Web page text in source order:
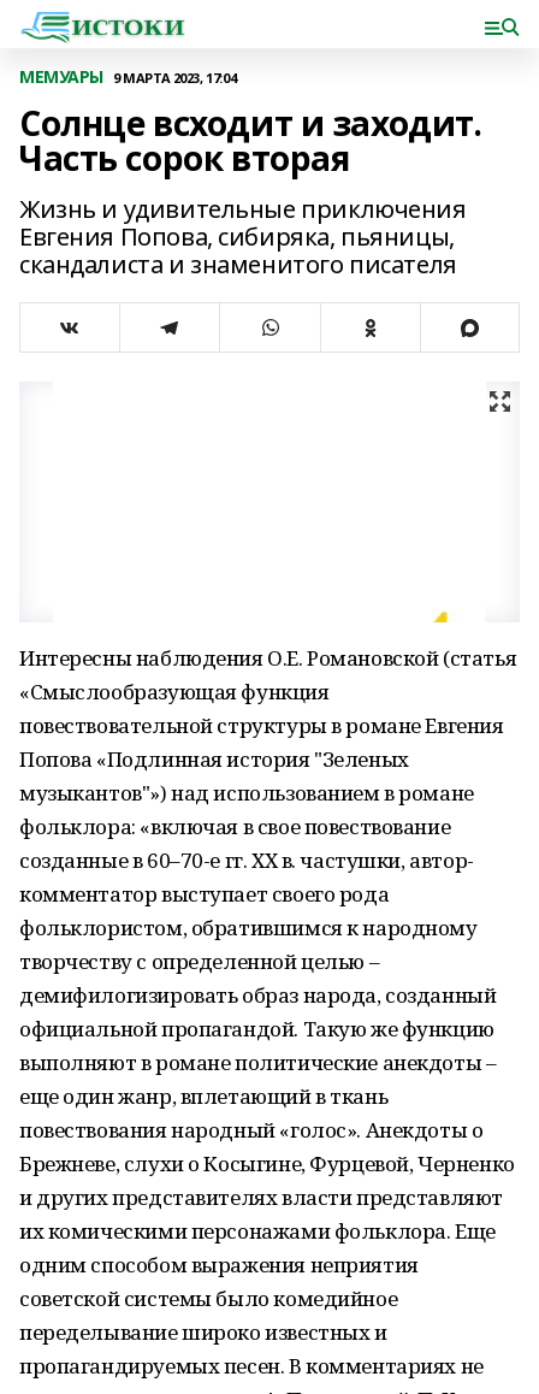
МЕМУАРЫ 9 МАРТА 2023, 17:04
Солнце всходит и заходит.
Часть сорок вторая
Жизнь и удивительные приключения
Евгения Попова, сибиряка, пьяницы,
скандалиста и знаменитого писателя
Интересны наблюдения О.Е. Романовской (статья
«Смыслообразующая функция
повествовательной структуры в романе Евгения
Попова «Подлинная история "Зеленых
музыкантов"») над использованием в романе
фольклора: «включая в свое повествование
созданные в 60–70-е гг. ХХ в. частушки, автор-
комментатор выступает своего рода
фольклористом, обратившимся к народному
творчеству с определенной целью –
демифилогизировать образ народа, созданный
официальной пропагандой. Такую же функцию
выполняют в романе политические анекдоты –
еще один жанр, вплетающий в ткань
повествования народный «голос». Анекдоты о
Брежневе, слухи о Косыгине, Фурцевой, Черненко
и других представителях власти представляют
их комическими персонажами фольклора. Еще
одним способом выражения неприятия
советской системы было комедийное
переделывание широко известных и
пропагандируемых песен. В комментариях не